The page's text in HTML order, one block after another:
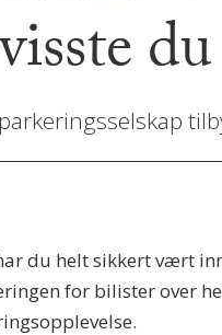
du helt sikkert vært
for bilister over